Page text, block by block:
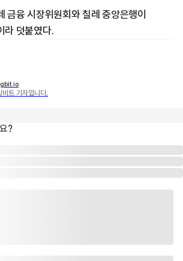
금융 시장위원회와 칠레 중앙은행이
라 덧붙였다.
비트 기자입니다.
?